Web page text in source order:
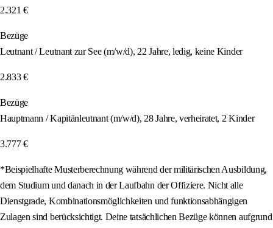
2.321 €
Bezüge
Leutnant / Leutnant zur See (m/w/d), 22 Jahre, ledig, keine Kinder
2.833 €
Bezüge
Hauptmann / Kapitänleutnant (m/w/d), 28 Jahre, verheiratet, 2 Kinder
3.777 €
*Beispielhafte Musterberechnung während der militärischen Ausbildung,
dem Studium und danach in der Laufbahn der Offiziere. Nicht alle
Dienstgrade, Kombinationsmöglichkeiten und funktionsabhängigen
Zulagen sind berücksichtigt. Deine tatsächlichen Bezüge können aufgrund